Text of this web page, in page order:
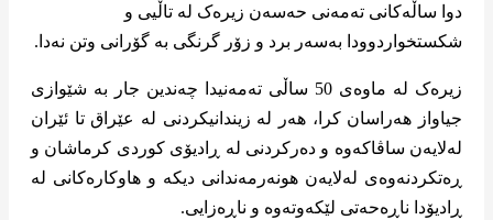
دوا ساڵەکانی تەمەنی حەسەن زیرەک لە تاڵیی و
شکستخواردوودا بەسەر برد و زۆر گرنگی بە گۆرانی وتن نەدا.
زیرەک لە ماوەی 50 ساڵی تەمەنیدا چەندین جار بە شێوازی
جیاواز هەراسان کرا، هەر لە زیندانیکردنی لە عێراق تا ئێران
لەلایەن ساڤاکەوە و دەرکردنی لە ڕادیۆی کوردی کرماشان و
ڕەتکردنەوەی لەلایەن هونەرمەندانی دیکە و هاوکارەکانی لە
ڕادیۆدا ناڕەحەتی لێکەوتەوە و ناڕەزایی.